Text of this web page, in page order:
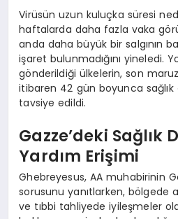
Virüsün uzun kuluçka süresi
haftalarda daha fazla vaka
anda daha büyük bir salgının
işaret bulunmadığını yineledi.
gönderildiği ülkelerin, son
itibaren 42 gün boyunca sağlık
tavsiye edildi.
Gazze’deki Sağlık
Yardım Erişimi
Ghebreyesus, AA muhabirinin
sorusunu yanıtlarken, bölgede
ve tıbbi tahliyede iyileşmeler